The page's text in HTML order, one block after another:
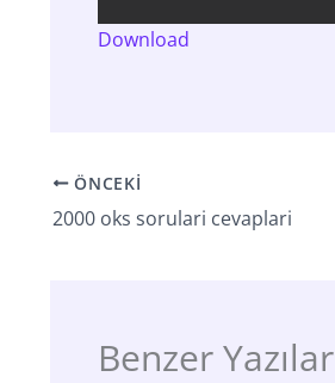
Download
ÖNCEKI
2000 oks sorulari cevaplari
Benzer Yazılar